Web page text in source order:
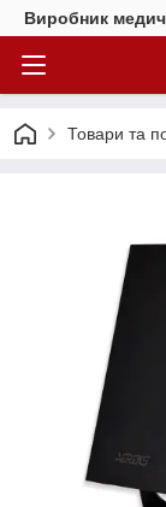
Виробник
Товари та